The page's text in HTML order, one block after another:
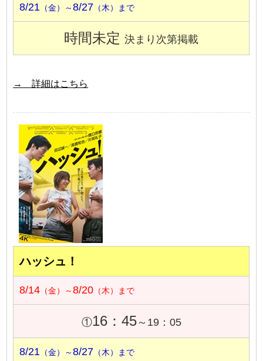
8/21 （金）～8/27 （木）まで
時間未定決まり次第掲載
→ 詳細はこちら
ハッシュ！
8/14 （金）～8/20 （木）まで
①16：45～19：05
8/21 （金）～8/27 （木）まで